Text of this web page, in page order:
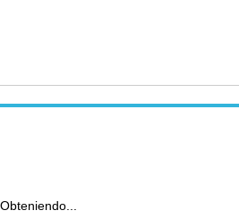
Obteniendo...